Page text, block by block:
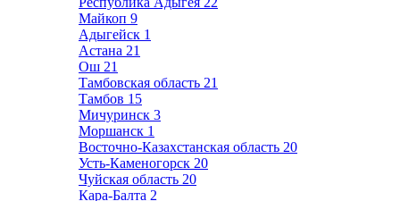
Майкоп 9
Адыгейск 1
Астана 21
Ош 21
Тамбовская область 21
Тамбов 15
Мичуринск 3
Моршанск 1
Восточно-Казахстанская область 20
Усть-Каменогорск 20
Чуйская область 20
Кара-Балта 2